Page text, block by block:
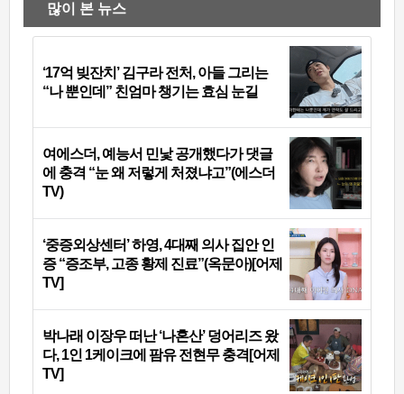
많이 본 뉴스
‘17억 빚잔치’ 김구라 전처, 아들 그리는
“나 뿐인데” 친엄마 챙기는 효심 눈길
여에스더, 예능서 민낯 공개했다가 댓글
에 충격 “눈 왜 저렇게 처졌냐고”(에스더
TV)
‘중증외상센터’ 하영, 4대째 의사 집안 인
증 “증조부, 고종 황제 진료”(옥문아)[어제
TV]
박나래 이장우 떠난 ‘나혼산’ 덩어리즈 왔
다, 1인 1케이크에 팜유 전현무 충격[어제
TV]